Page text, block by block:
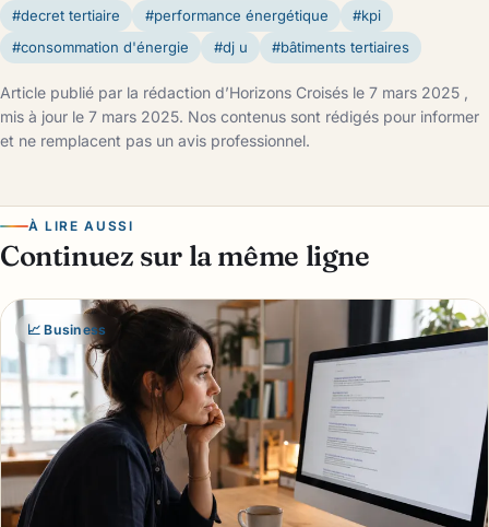
#decret tertiaire #performance énergétique
#kpi
#consommation d'énergie
#dj u #bâtiments tertiaires
Article publié par la rédaction d’Horizons Croisés le 7 mars 2025 ,
mis à jour le 7 mars 2025. Nos contenus sont rédigés pour informer
et ne remplacent pas un avis professionnel.
À LIRE AUSSI
Continuez sur la même ligne
📈 Business